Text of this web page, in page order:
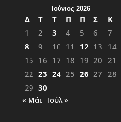
Ιούνιος 2026
Δ Τ Τ Π Π Σ
Κ
1
2 3 4 5 6
7
8
9 10 11 12 13
14
15 16 17 18 19 20 21
22 23 24 25 26 27 28
29 30
« Μάι
Ιούλ »